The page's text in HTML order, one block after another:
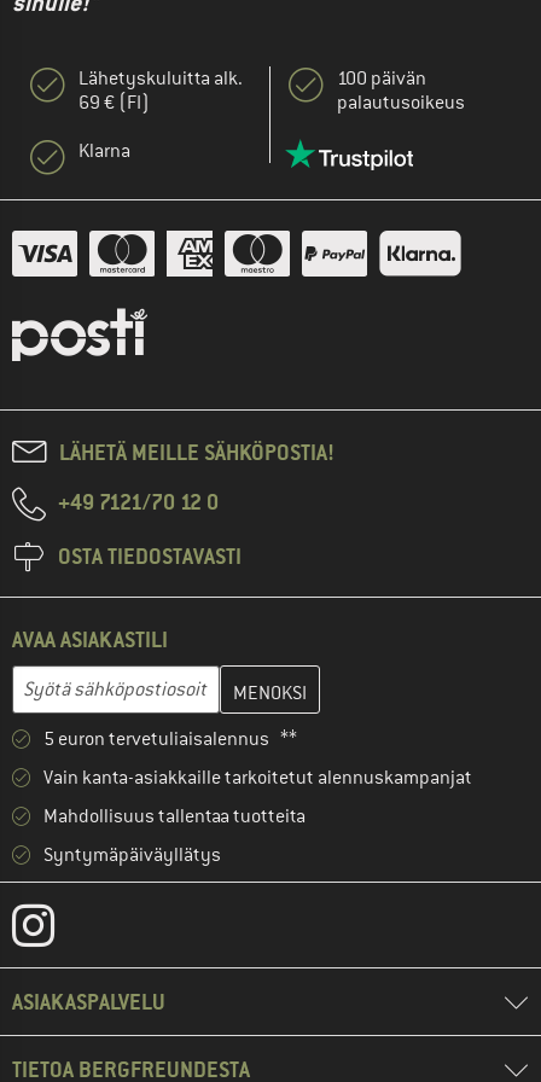
Lähetyskuluitta alk.
69 € (FI)
Klarna
100 päivän
palautusoikeus
LÄHETÄ MEILLE SÄHKÖPOSTIA!
+49 7121/70 12 0
OSTA TIEDOSTAVASTI
AVAA ASIAKASTILI
Sähköpostiosoite
Anna sähköpostiosoitteesi ja luo seuraavassa vaiheessa
5 euron tervetuliaisalennus **
Vain kanta-asiakkaille tarkoitetut alennuskampanjat
Mahdollisuus tallentaa tuotteita
Syntymäpäiväyllätys
ASIAKASPALVELU
TIETOA BERGFREUNDESTA